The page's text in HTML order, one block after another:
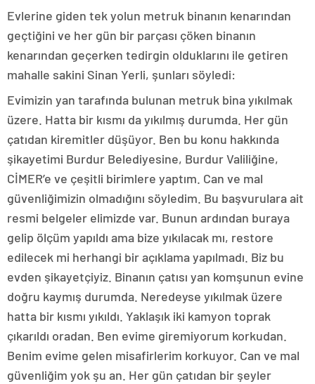
Evlerine giden tek yolun metruk binanın kenarından
geçtiğini ve her gün bir parçası çöken binanın
kenarından geçerken tedirgin olduklarını ile getiren
mahalle sakini Sinan Yerli, şunları söyledi:
Evimizin yan tarafında bulunan metruk bina yıkılmak
üzere. Hatta bir kısmı da yıkılmış durumda. Her gün
çatıdan kiremitler düşüyor. Ben bu konu hakkında
şikayetimi Burdur Belediyesine, Burdur Valiliğine,
CİMER’e ve çeşitli birimlere yaptım. Can ve mal
güvenliğimizin olmadığını söyledim. Bu başvurulara ait
resmi belgeler elimizde var. Bunun ardından buraya
gelip ölçüm yapıldı ama bize yıkılacak mı, restore
edilecek mi herhangi bir açıklama yapılmadı. Biz bu
evden şikayetçiyiz. Binanın çatısı yan komşunun evine
doğru kaymış durumda. Neredeyse yıkılmak üzere
hatta bir kısmı yıkıldı. Yaklaşık iki kamyon toprak
çıkarıldı oradan. Ben evime giremiyorum korkudan.
Benim evime gelen misafirlerim korkuyor. Can ve mal
güvenliğim yok şu an. Her gün çatıdan bir şeyler